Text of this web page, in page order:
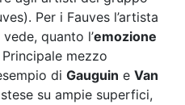
Per i Fauves l’artista
quanto l’emozione
mezzo
di Gauguin e Van
su ampie superfici,